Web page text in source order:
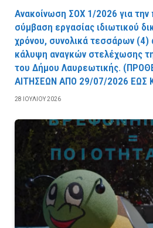
Ανακοίνωση ΣΟΧ 1/2026 για
σύμβαση εργασίας ιδιωτικού
χρόνου, συνολικά τεσσάρων (4)
κάλυψη αναγκών στελέχωσης
του Δήμου Λαυρεωτικής.
AITHΣEΩN AΠO 29/07/2026 EΩΣ
28 ΙΟΥΛΊΟΥ 2026